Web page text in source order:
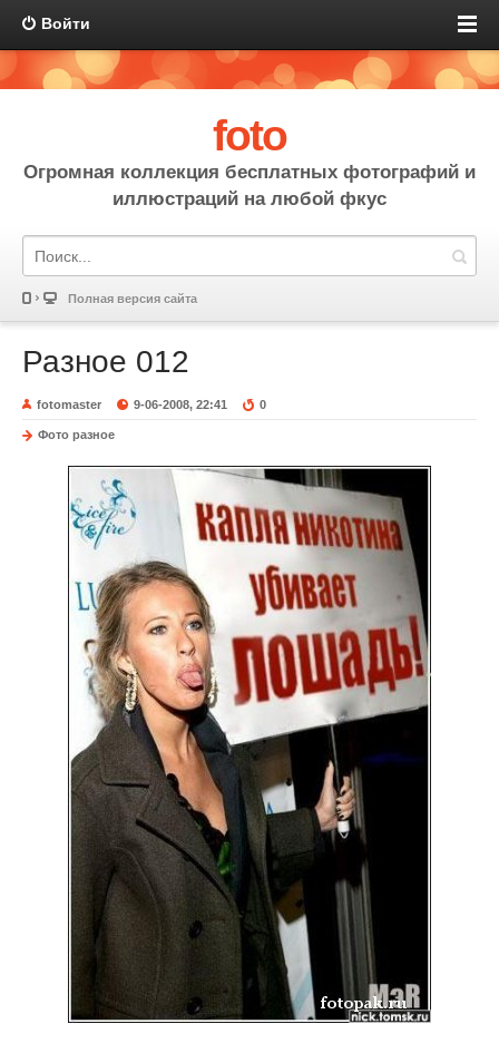
Войти
foto
Огромная коллекция бесплатных фотографий и
иллюстраций на любой фкус
Полная версия сайта
Разное 012
fotomaster 9-06-2008, 22:41 0
Фото разное